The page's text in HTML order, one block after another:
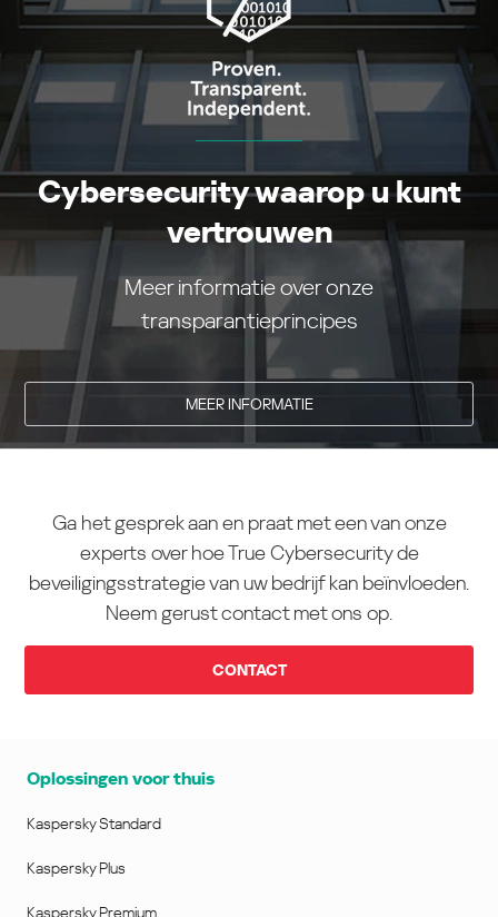
Cybersecurity waarop u kunt
vertrouwen
Meer informatie over onze
transparantieprincipes
MEER INFORMATIE
Ga het gesprek aan en praat met een van onze
experts over hoe True Cybersecurity de
beveiligingsstrategie van uw bedrijf kan beïnvloeden.
Neem gerust contact met ons op.
CONTACT
Oplossingen voor thuis
Kaspersky Standard
Kaspersky Plus
Kaspersky Premium